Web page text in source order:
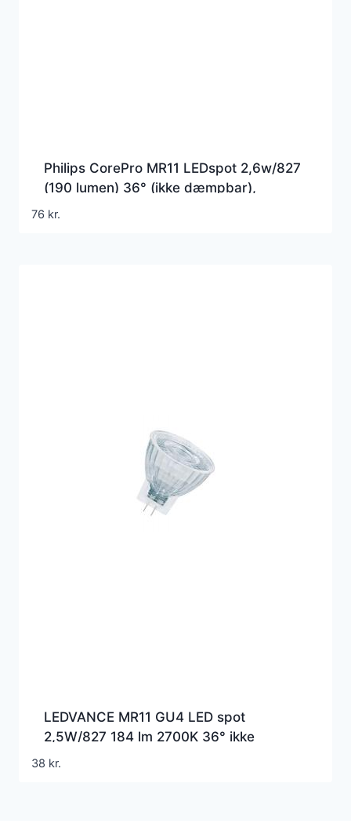
Philips CorePro MR11 LEDspot 2,6w/827
(190 lumen) 36° (ikke dæmpbar),
(2,6w=20w)
76 kr.
LEDVANCE MR11 GU4 LED spot
2,5W/827 184 lm 2700K 36° ikke
dæmpbar (=20W)
38 kr.